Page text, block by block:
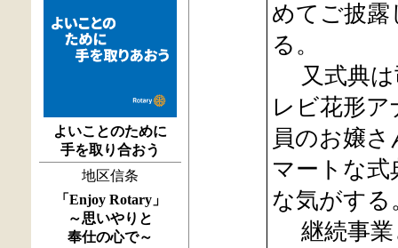
よいことのために
手を取り合おう
地区信条
「Enjoy Rotary」
～思いやりと
奉仕の心で～
めてご披露
る。
又式典は
レビ花形
員のお嬢
マートな
な気がする
継続事業